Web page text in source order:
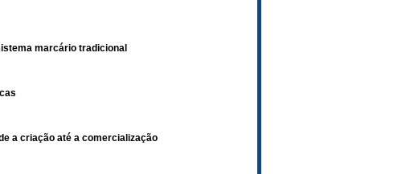
marcário tradicional
a criação até a comercialização